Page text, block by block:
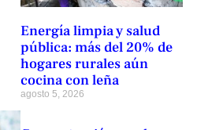
Energía limpia y salud
pública: más del 20% de
hogares rurales aún
cocina con leña
agosto 5, 2026